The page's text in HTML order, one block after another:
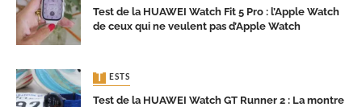
Test de la HUAWEI Watch Fit 5 Pro : l’Apple Watch
de ceux qui ne veulent pas d’Apple Watch
TESTS
Test de la HUAWEI Watch GT Runner 2 : La montre